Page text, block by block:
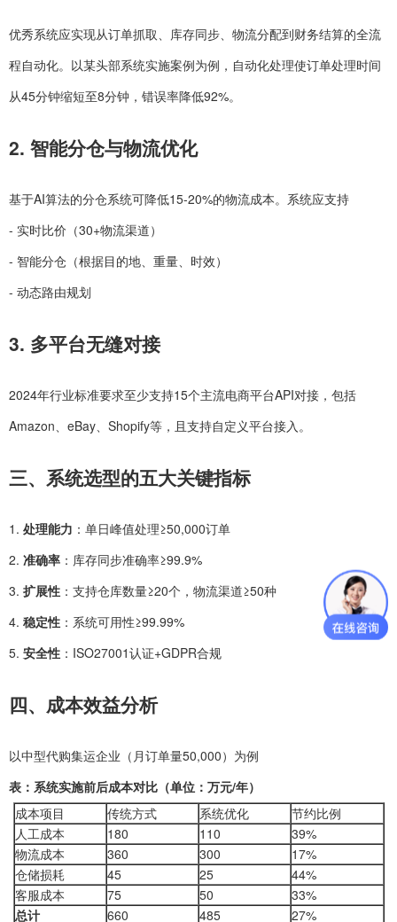
优秀系统应实现从订单抓取、库存同步、物流分配到财务结算的全流
程自动化。以某头部系统实施案例为例，自动化处理使订单处理时间
从45分钟缩短至8分钟，错误率降低92%。
2. 智能分仓与物流优化
基于AI算法的分仓系统可降低15-20%的物流成本。系统应支持
- 实时比价（30+物流渠道）
- 智能分仓（根据目的地、重量、时效）
- 动态路由规划
3. 多平台无缝对接
2024年行业标准要求至少支持15个主流电商平台API对接，包括
Amazon、eBay、Shopify等，且支持自定义平台接入。
三、系统选型的五大关键指标
1. 处理能力 ：单日峰值处理≥50,000订单
2. 准确率 ：库存同步准确率≥99.9%
3. 扩展性 ：支持仓库数量≥20个，物流渠道≥50种
4. 稳定性 ：系统可用性≥99.99%
5. 安全性 ：ISO27001认证+GDPR合规
四、成本效益分析
以中型代购集运企业（月订单量50,000）为例
表：系统实施前后成本对比（单位：万元/年）
成本项目
传统方式 系统优化
节约比例
人工成本
180 110
39%
物流成本
360 300
17%
仓储损耗
45 25
44%
客服成本
75 50
33%
总计
660 485
27%